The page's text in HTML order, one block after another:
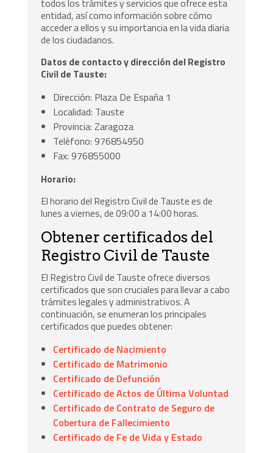
todos los trámites y servicios que ofrece esta
entidad, así como información sobre cómo
acceder a ellos y su importancia en la vida diaria
de los ciudadanos.
Datos de contacto y dirección del Registro
Civil de Tauste:
Dirección: Plaza De España 1
Localidad: Tauste
Provincia: Zaragoza
Teléfono: 976854950
Fax: 976855000
Horario:
El horario del Registro Civil de Tauste es de
lunes a viernes, de 09:00 a 14:00 horas.
Obtener certificados del
Registro Civil de Tauste
El Registro Civil de Tauste ofrece diversos
certificados que son cruciales para llevar a cabo
trámites legales y administrativos. A
continuación, se enumeran los principales
certificados que puedes obtener:
Certificado de Nacimiento
Certificado de Matrimonio
Certificado de Defunción
Certificado de Actos de Última Voluntad
Certificado de Contrato de Seguro de
Cobertura de Fallecimiento
Certificado de Fe de Vida y Estado